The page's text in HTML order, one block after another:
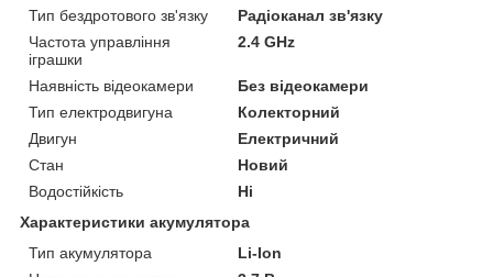
Тип бездротового зв'язку
Радіоканал зв'язку
Частота управління
іграшки
2.4 GHz
Наявність відеокамери
Без відеокамери
Тип електродвигуна
Колекторний
Двигун
Електричний
Стан
Новий
Водостійкість
Ні
Характеристики акумулятора
Тип акумулятора
Li-Ion